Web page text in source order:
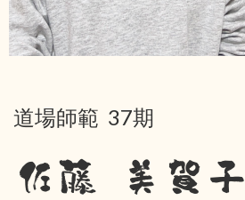
道場師範 37期
佐藤 美賀子